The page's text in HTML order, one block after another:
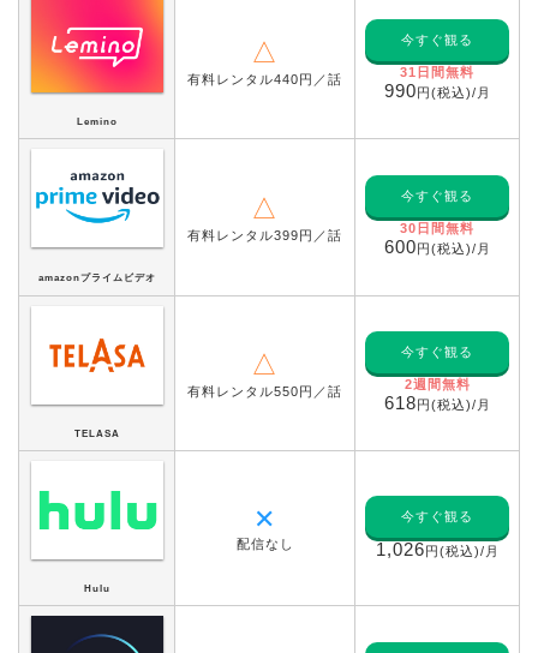
Lemino
△
有料レンタル440円／話
今すぐ観る
31日間無料
990円(税込)/月
amazonプライムビデオ
△
有料レンタル399円／話
今すぐ観る
30日間無料
600円(税込)/月
TELASA
△
有料レンタル550円／話
今すぐ観る
2週間無料
618円(税込)/月
Hulu
✕
配信なし
今すぐ観る
1,026円(税込)/月